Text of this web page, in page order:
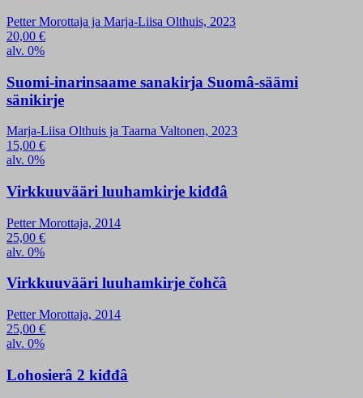
Petter Morottaja ja Marja-Liisa Olthuis, 2023
20,00 €
alv. 0%
Suomi-inarinsaame sanakirja Suomâ-säämi
sänikirje
Marja-Liisa Olthuis ja Taarna Valtonen, 2023
15,00 €
alv. 0%
Virkkuuvääri luuhamkirje kiđđâ
Petter Morottaja, 2014
25,00 €
alv. 0%
Virkkuuvääri luuhamkirje čohčâ
Petter Morottaja, 2014
25,00 €
alv. 0%
Lohosierâ 2 kiđđâ